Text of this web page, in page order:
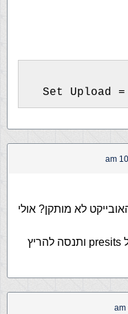
Set Upload
לא מותקן? אולי
תוריד קובץ בדיקה ג'נרי מהאתר של presits ותנסה להריץ